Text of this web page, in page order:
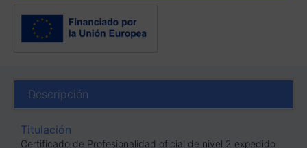
Descripción
Titulación
Certificado de Profesionalidad oficial de nivel 2 expedido